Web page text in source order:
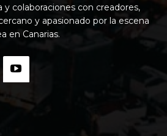
y colaboraciones con creadores,
y apasionado por la escena
en Canarias.